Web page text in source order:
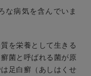
な病気を含んでいま
を栄養として生きる
菌と呼ばれる菌が原
足白癬（あしはくせ